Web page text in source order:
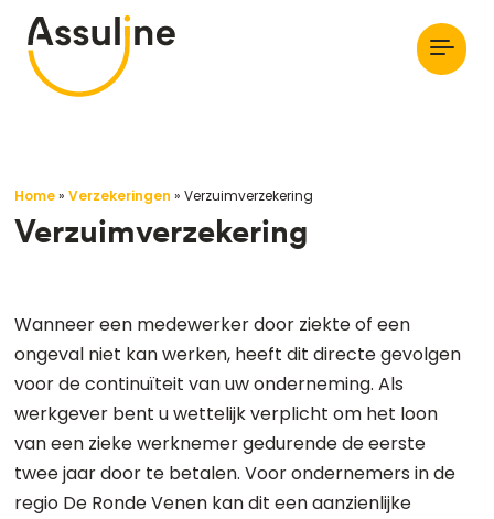
Home»Verzekeringen »Verzuimverzekering
Verzuimverzekering
Wanneer een medewerker door ziekte of een
ongeval niet kan werken, heeft dit directe gevolgen
voor de continuïteit van uw onderneming. Als
werkgever bent u wettelijk verplicht om het loon
van een zieke werknemer gedurende de eerste
twee jaar door te betalen. Voor ondernemers in de
regio De Ronde Venen kan dit een aanzienlijke